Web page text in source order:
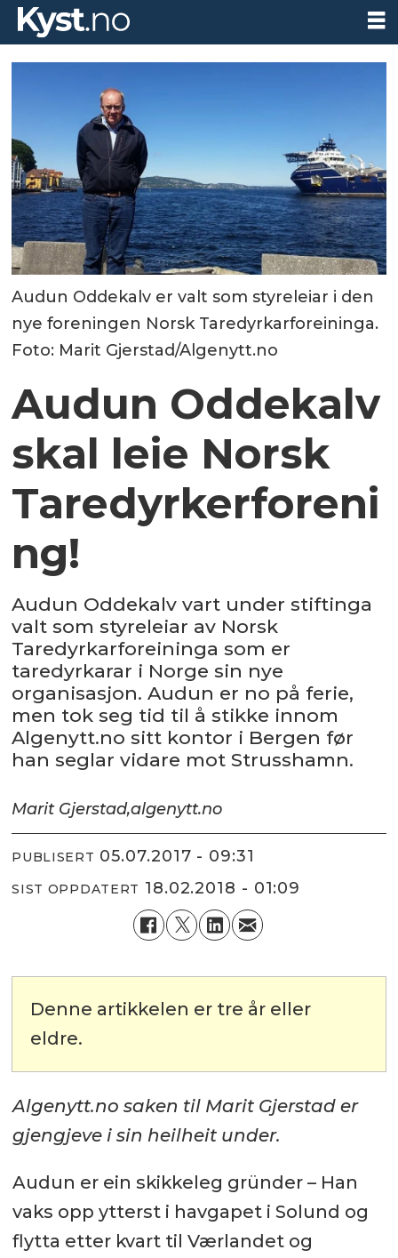
Audun Oddekalv er valt som styreleiar i den
nye foreningen Norsk Taredyrkarforeininga.
Foto: Marit Gjerstad/Algenytt.no
Audun Oddekalv
skal leie Norsk
Taredyrkerforeni
ng!
Audun Oddekalv vart under stiftinga
valt som styreleiar av Norsk
Taredyrkarforeininga som er
taredyrkarar i Norge sin nye
organisasjon. Audun er no på ferie,
men tok seg tid til å stikke innom
Algenytt.no sitt kontor i Bergen før
han seglar vidare mot Strusshamn.
Marit Gjerstad,algenytt.no
PUBLISERT 05.07.2017 - 09:31
SIST OPPDATERT 18.02.2018 - 01:09
Denne artikkelen er tre år eller
eldre.
Algenytt.no saken til Marit Gjerstad er
gjengjeve i sin heilheit under.
Audun er ein skikkeleg gründer – Han
vaks opp ytterst i havgapet i Solund og
flytta etter kvart til Værlandet og